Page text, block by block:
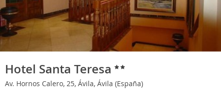
Hotel Santa Teresa
Av. Hornos Calero, 25, Ávila, Ávila (España)